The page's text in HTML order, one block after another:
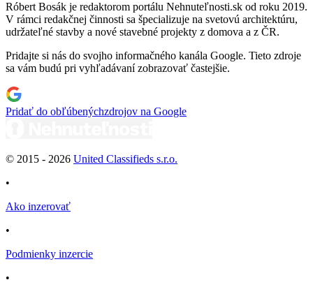
Róbert Bosák je redaktorom portálu Nehnuteľnosti.sk od roku 2019.
V rámci redakčnej činnosti sa špecializuje na svetovú architektúru,
udržateľné stavby a nové stavebné projekty z domova a z ČR.
Pridajte si nás do svojho informačného kanála Google. Tieto zdroje
sa vám budú pri vyhľadávaní zobrazovať častejšie.
Pridať do obľúbenýchzdrojov na Google
© 2015 - 2026 United Classifieds s.r.o.
•
Ako inzerovať
•
Podmienky inzercie
•